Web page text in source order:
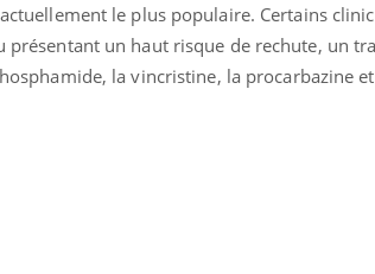
le plus populaire. Certains
présentant un haut risque de rechute, un
la vincristine, la procarbazine et